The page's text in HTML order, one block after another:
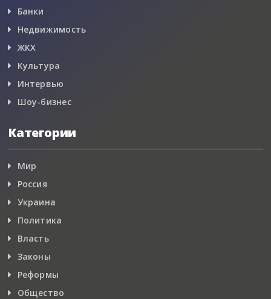
Банки
Недвижимость
ЖКХ
Культура
Интервью
Шоу-бизнес
Категории
Мир
Россия
Украина
Политика
Власть
Законы
Реформы
Общество